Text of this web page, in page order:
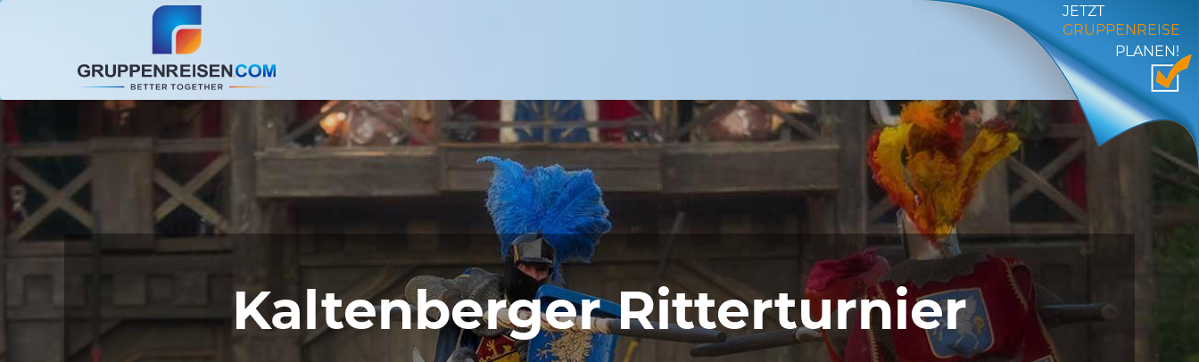
JETZT
GRUPPENREISE
PLANEN!
Kaltenberger Ritterturnier